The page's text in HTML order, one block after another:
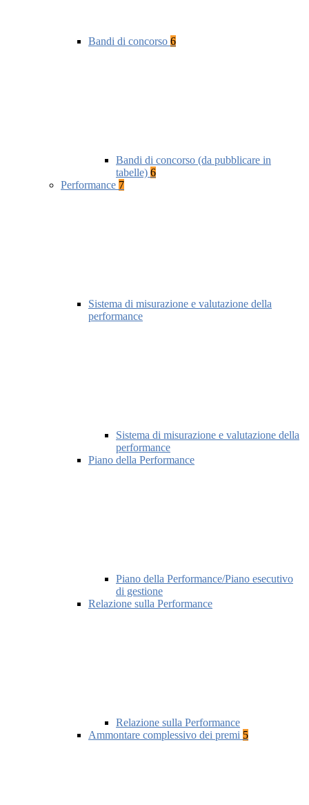
Bandi di concorso 6
Bandi di concorso (da pubblicare in
tabelle) 6
Performance 7
Sistema di misurazione e valutazione della
performance
Sistema di misurazione e valutazione della
performance
Piano della Performance
Piano della Performance/Piano esecutivo
di gestione
Relazione sulla Performance
Relazione sulla Performance
Ammontare complessivo dei premi 5